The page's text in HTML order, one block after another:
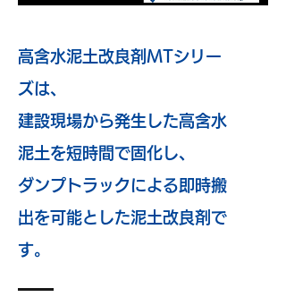
高含水泥土改良剤MTシリー
ズは、
建設現場から発生した高含水
泥土を短時間で固化し、
ダンプトラックによる即時搬
出を可能とした泥土改良剤で
す。